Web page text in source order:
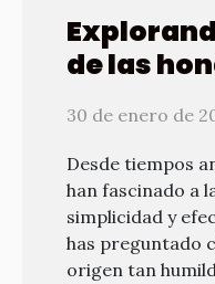
de las
primitivas
precisión
30 de enero de
Desde tiempos
han fascinado a
simplicidad y
has preguntado
origen tan